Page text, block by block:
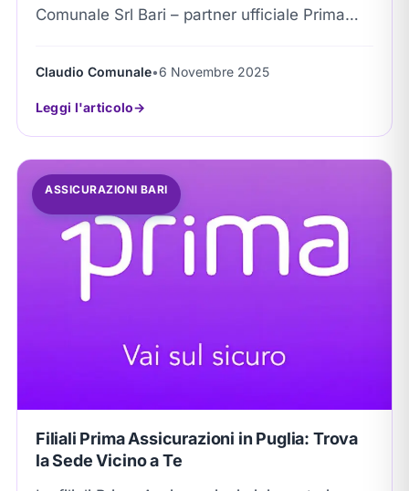
Comunale Srl Bari – partner ufficiale Prima
serenità...
Claudio Comunale•6 Novembre 2025
Leggi l'articolo
ASSICURAZIONI BARI
Filiali Prima Assicurazioni in Puglia: Trova
la Sede Vicino a Te